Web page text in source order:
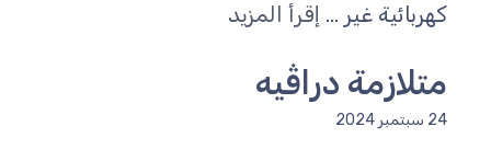
كهربائية غير ... إقرأ المزيد
متلازمة دراڤيه
24 سبتمبر 2024